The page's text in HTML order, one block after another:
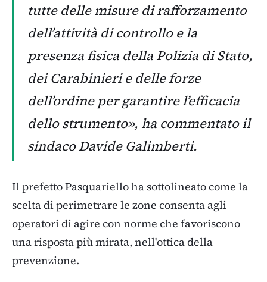
tutte delle misure di rafforzamento
dell’attività di controllo e la
presenza fisica della Polizia di Stato,
dei Carabinieri e delle forze
dell’ordine per garantire l’efficacia
dello strumento», ha commentato il
sindaco Davide Galimberti.
Il prefetto Pasquariello ha sottolineato come la
scelta di perimetrare le zone consenta agli
operatori di agire con norme che favoriscono
una risposta più mirata, nell'ottica della
prevenzione.